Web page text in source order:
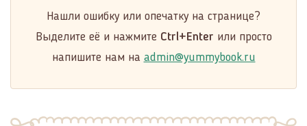
Нашли ошибку или опечатку на странице?
Выделите её и нажмите Ctrl+Enter или просто
напишите нам на admin@yummybook.ru